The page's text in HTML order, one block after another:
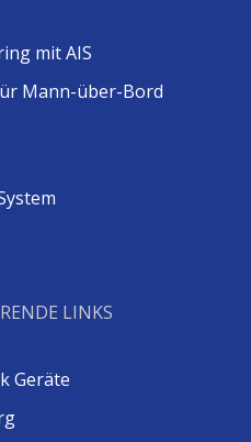
mit AIS
Mann-über-Bord
LINKS
Geräte